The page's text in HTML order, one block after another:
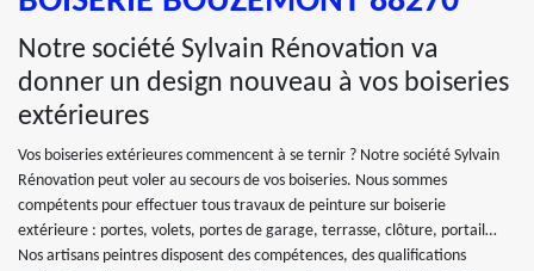
Notre société Sylvain Rénovation va
donner un design nouveau à vos boiseries
extérieures
Vos boiseries extérieures commencent à se ternir ? Notre société Sylvain
Rénovation peut voler au secours de vos boiseries. Nous sommes
compétents pour effectuer tous travaux de peinture sur boiserie
extérieure : portes, volets, portes de garage, terrasse, clôture, portail…
Nos artisans peintres disposent des compétences, des qualifications